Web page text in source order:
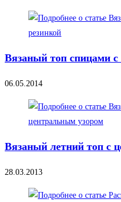
Вязаный топ спицами с
06.05.2014
Вязаный летний топ с
28.03.2013